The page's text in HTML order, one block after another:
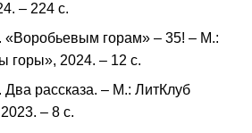
– 224 с.
«Воробьевым горам» – 35! – М.:
горы», 2024. – 12 с.
рассказа. – М.: ЛитКлуб
– 8 с.